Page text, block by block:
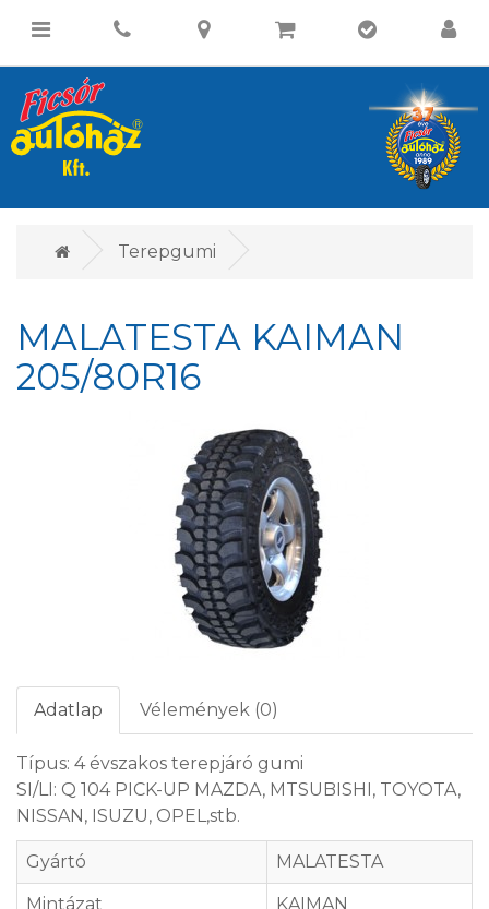
Terepgumi
MALATESTA KAIMAN
205/80R16
Adatlap Vélemények (0)
Típus: 4 évszakos terepjáró gumi
SI/LI: Q 104 PICK-UP MAZDA, MTSUBISHI, TOYOTA,
NISSAN, ISUZU, OPEL,stb.
Gyártó MALATESTA
Mintázat KAIMAN